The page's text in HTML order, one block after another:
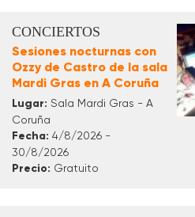
CONCIERTOS
Sesiones nocturnas con
Ozzy de Castro de la sala
Mardi Gras en A Coruña
Lugar: Sala Mardi Gras - A
Coruña
Fecha: 4/8/2026 -
30/8/2026
Precio: Gratuito